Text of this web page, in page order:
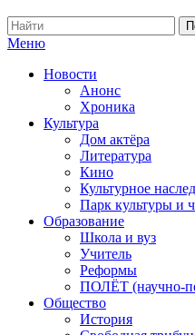
Меню
Новости
Анонс
Хроника
Культура
Дом актёра
Литература
Кино
Культурное
Парк культуры и
Образование
Школа и вуз
Учитель
Реформы
ПОЛЁТ (научно-
Общество
История